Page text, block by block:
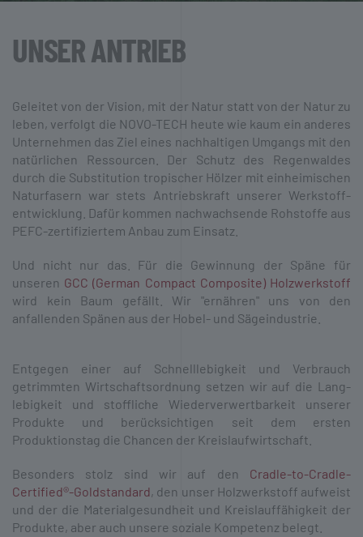
UNSER ANTRIEB
Geleitet von der Vision, mit der Natur statt von der Natur zu
leben, verfolgt die NOVO-TECH heute wie kaum ein anderes
Unternehmen das Ziel eines nach­haltigen Umgangs mit den
natürlichen Ressourcen. Der Schutz des Regen­waldes
durch die Substitution tropischer Hölzer mit einheimischen
Natur­fasern war stets Antriebs­kraft unserer Werk­stoff­
entwicklung. Dafür kommen nach­wachsende Rohstoffe aus
PEFC-­zertifiziertem Anbau zum Einsatz.
Und nicht nur das. Für die Gewinnung der Späne für
unseren GCC (German Compact Composite) Holzwerkstoff
wird kein Baum gefällt. Wir "ernähren" uns von den
anfallenden Spänen aus der Hobel- und Säge­industrie.
Entgegen einer auf Schnell­lebigkeit und Verbrauch
getrimmten Wirtschafts­ordnung setzen wir auf die Lang­
lebigkeit und stoffliche Wieder­verwert­barkeit unserer
Produkte und berück­sichtigen seit dem ersten
Produktions­tag die Chancen der Kreis­lauf­wirtschaft.
Besonders stolz sind wir auf den Cradle-to-Cradle-
Certified®-Goldstandard, den unser Holzwerkstoff aufweist
und der die Materialgesundheit und Kreislauffähigkeit der
Produkte, aber auch unsere soziale Kompetenz belegt.